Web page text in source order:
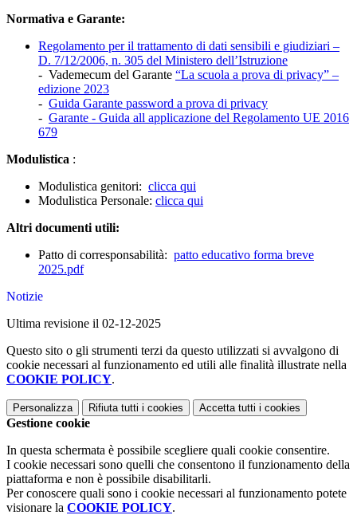
Normativa e Garante:
Regolamento per il trattamento di dati sensibili e giudiziari –
D. 7/12/2006, n. 305 del Ministero dell’Istruzione
- Vademecum del Garante “La scuola a prova di privacy” –
edizione 2023
- Guida Garante password a prova di privacy
- Garante - Guida all applicazione del Regolamento UE 2016
679
Modulistica :
Modulistica genitori: clicca qui
Modulistica Personale: clicca qui
Altri documenti utili:
Patto di corresponsabilità: patto educativo forma breve
2025.pdf
Notizie
Ultima revisione il 02-12-2025
Questo sito o gli strumenti terzi da questo utilizzati si avvalgono di
cookie necessari al funzionamento ed utili alle finalità illustrate nella
COOKIE POLICY.
Personalizza Rifiuta tutti i cookies Accetta tutti i cookies
Gestione cookie
In questa schermata è possibile scegliere quali cookie consentire.
I cookie necessari sono quelli che consentono il funzionamento della
piattaforma e non è possibile disabilitarli.
Per conoscere quali sono i cookie necessari al funzionamento potete
visionare la COOKIE POLICY.